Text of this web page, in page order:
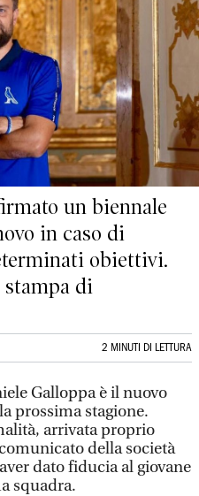
un biennale
in caso di
obiettivi.
stampa di
2 MINUTI DI LETTURA
Galloppa è il nuovo
prossima stagione.
arrivata proprio
della società
dato fiducia al giovane
squadra.